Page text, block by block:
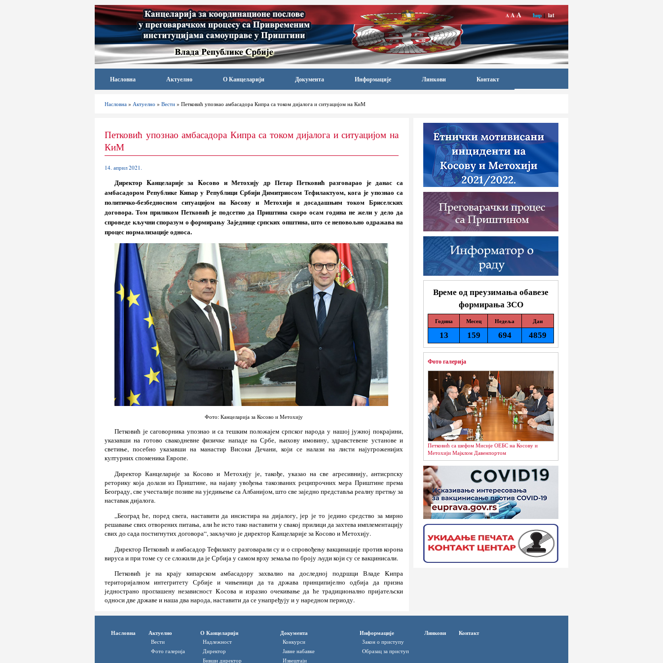
A AA ћир|lat
Насловна Актуелно О Канцеларији Документа Информације Линкови Контакт
Насловна » Актуелно » Вести » Петковић упознао амбасадора Кипра са током дијалога и ситуацијом на КиМ
Време од преузимања обавезе
формирања ЗСО
Година Месец Недеља Дан
13 159 694 4859
Фото галерија
Петковић са шефом Мисије ОЕБС на Косову и
Метохији Мајклом Давенпортом
Петковић упознао амбасадора Кипра са током дијалога и ситуацијом на
КиМ
14. април 2021.
Директор Kанцеларије за Kосово и Метохију др Петар Петковић разговарао је данас са
амбасадором Републике Кипар у Републици Србији Димитриосом Тефилактуом, кога је упознао са
политичко-безбедносном ситуацијом на Косову и Метохији и досадашњим током Бриселских
договора. Том приликом Петковић је подсетио да Приштина скоро осам година не жели у дело да
спроведе кључни споразум о формирању Заједнице српских општина, што се неповољно одражава на
процес нормализације односа.
Фото: Канцеларија за Косово и Метохију
Петковић је саговорника упознао и са тешким положајем српског народа у нашој јужној покрајини,
указавши на готово свакодневне физичке нападе на Србе, њихову имовину, здравстевене установе и
светиње, посебно указавши на манастир Високи Дечани, који се налази на листи најугроженијих
културних споменика Европе.
Директор Канцеларије за Косово и Метохију је, такође, указао на све агресивнију, антисрпску
реторику која долази из Приштине, на најаву увођења такозваних реципрочних мера Приштине према
Београду, све учесталије позиве на уједињење са Албанијом, што све заједно представља реалну претњу за
наставак дијалога.
„Београд ће, поред свега, наставити да инсистира на дијалогу, јер је то једино средство за мирно
решавање свих отворених питања, али ће исто тако наставити у свакој прилици да захтева имплементацију
свих до сада постигнутих договора“, закључио је директор Канцеларије за Косово и Метохију.
Директор Петковић и амбасадор Тефилакту разговарали су и о спровођењу вакцинације против корона
вируса и при томе су се сложили да је Србија у самом врху земаља по броју људи који су се вакцинисали.
Петковић је на крају кипарском амбасадору захвалио на доследној подршци Владе Kипра
територијалном интегритету Србије и чињеници да та држава принципијелно одбија да призна
једнострано проглашену независност Kосова и изразио очекивање да ће традиционално пријатељски
односи две државе и наша два народа, наставити да се унапређују и у наредном периоду.
Насловна Актуелно
Вести
Фото галерија
О Канцеларији
Надлежност
Директор
Бивши директор
Документа
Конкурси
Јавне набавке
Извештаји
Информације
Закон о приступу
Oбразац за приступ
Линкови Контакт